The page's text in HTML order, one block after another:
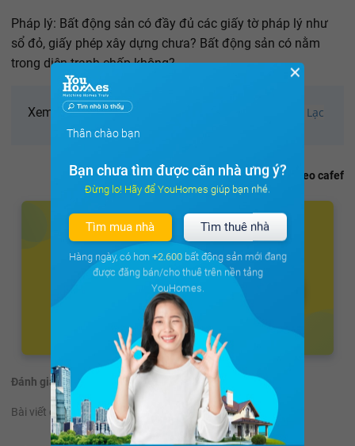
Pháp lý: Bất động sản có đầy đủ các giấy tờ pháp lý như
sổ đỏ, giấy phép xây dựng chưa? Bất động sản có nằm
trong diện tranh chấp không?
Xem thêm:Tầm nhìn 10 năm cho Bất động sản Hòa Lạc
Theo cafef
Đánh giá: (45 đánh giá)
Bài viết có hữu ích không? Không
✕
Thân chào bạn
Bạn chưa tìm được căn nhà ưng ý?
Đừng lo! Hãy để YouHomes giúp bạn nhé.
Tìm mua nhà Tìm thuê nhà
Hàng ngày, có hơn +2.600bất động sản mới đang
được đăng bán/cho thuê trên nền tảng
YouHomes.